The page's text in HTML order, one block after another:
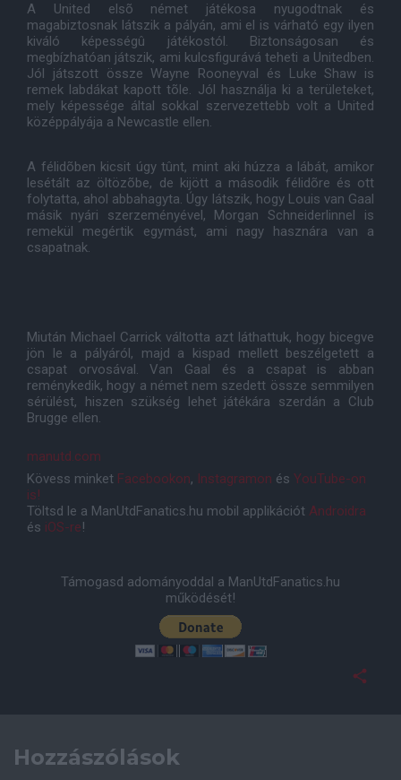
A United elsõ német játékosa nyugodtnak és
magabiztosnak látszik a pályán, ami el is várható egy ilyen
kiváló képességû játékostól. Biztonságosan és
megbízhatóan játszik, ami kulcsfigurává teheti a Unitedben.
Jól játszott össze Wayne Rooneyval és Luke Shaw is
remek labdákat kapott tõle. Jól használja ki a területeket,
mely képessége által sokkal szervezettebb volt a United
középpályája a Newcastle ellen.
A félidõben kicsit úgy tûnt, mint aki húzza a lábát, amikor
lesétált az öltözõbe, de kijött a második félidõre és ott
folytatta, ahol abbahagyta. Úgy látszik, hogy Louis van Gaal
másik nyári szerzeményével, Morgan Schneiderlinnel is
remekül megértik egymást, ami nagy hasznára van a
csapatnak.
Miután Michael Carrick váltotta azt láthattuk, hogy bicegve
jön le a pályáról, majd a kispad mellett beszélgetett a
csapat orvosával. Van Gaal és a csapat is abban
reménykedik, hogy a német nem szedett össze semmilyen
sérülést, hiszen szükség lehet játékára szerdán a Club
Brugge ellen.
manutd.com
Kövess minket Facebookon, Instagramon és YouTube-on
is!
Töltsd le a ManUtdFanatics.hu mobil applikációt Androidra
és iOS-re!
Támogasd adományoddal a ManUtdFanatics.hu
működését!
Hozzászólások